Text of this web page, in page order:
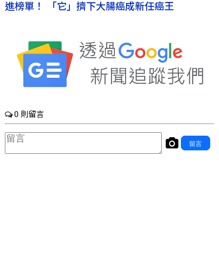
進榜單！ 「它」擠下大腸癌成新任癌王